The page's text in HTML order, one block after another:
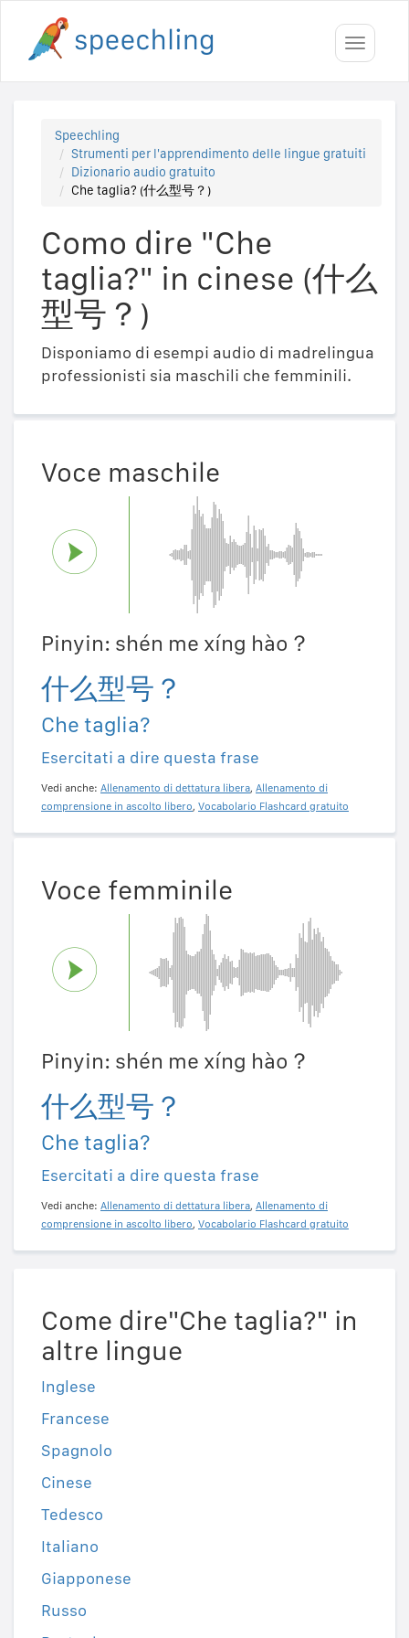
Toggle
Speechling
Strumenti per l'apprendimento delle lingue gratuiti
Dizionario audio gratuito
Che taglia? (什么型号？)
Como dire "Che
taglia?" in cinese (什么
型号？)
Disponiamo di esempi audio di madrelingua
professionisti sia maschili che femminili.
Voce maschile
Pinyin: shén me xíng hào？
什么型号？
Che taglia?
Esercitati a dire questa frase
Vedi anche: Allenamento di dettatura libera, Allenamento di
comprensione in ascolto libero, Vocabolario Flashcard gratuito
Voce femminile
Pinyin: shén me xíng hào？
什么型号？
Che taglia?
Esercitati a dire questa frase
Vedi anche: Allenamento di dettatura libera, Allenamento di
comprensione in ascolto libero, Vocabolario Flashcard gratuito
Come dire"Che taglia?" in
altre lingue
Inglese
Francese
Spagnolo
Cinese
Tedesco
Italiano
Giapponese
Russo